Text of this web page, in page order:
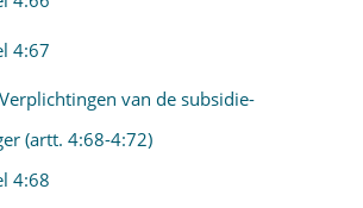
4:67
van de subsidie-
(artt. 4:68-4:72)
4:68